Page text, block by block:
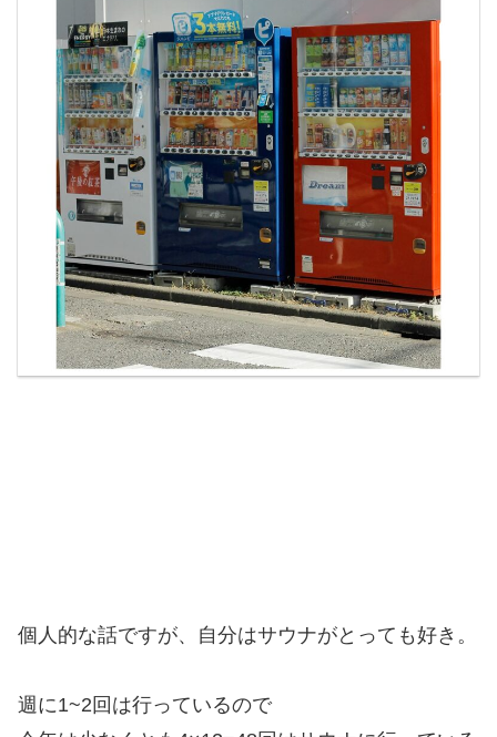
個人的な話ですが、自分はサウナがとっても好き。
週に1~2回は行っているので